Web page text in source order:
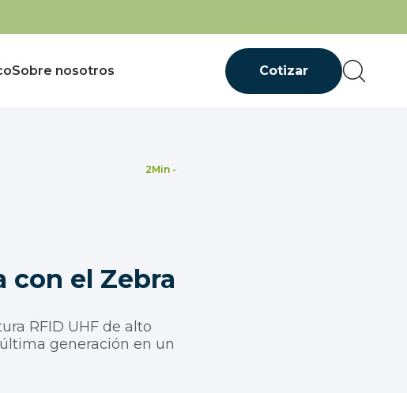
Sobre nosotros Cotizar
2Min -
con el Zebra
RFID UHF de alto
generación en un